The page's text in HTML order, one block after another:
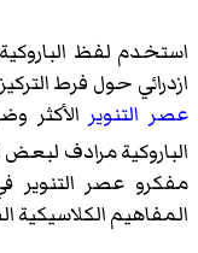
استخدم لفظ
ازدرائي حول فرط
عصر التنوير الأكثر
الباروكية مرادف
مفكرو عصر التنوير
المفاهيم الكلاسيكية